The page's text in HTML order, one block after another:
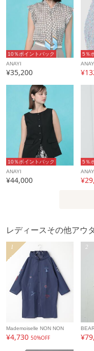
性別タイプ レデ
カテゴリ アウ
素材 レー
製造国 詳細
ギフト
10％ポイントバック
ANAYI
¥35,200
5％
10％ポイントバック
ANAYI
¥44,000
5％
レディースその他アウ
1
Mademoiselle NON NON
¥4,730 50%OFF
2